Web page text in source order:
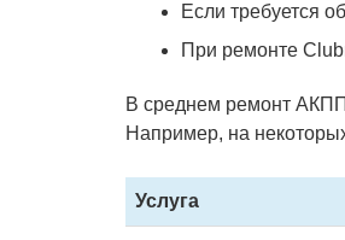
Если требуется
При ремонте
В среднем ремонт АКПП
Например, на
Услуга